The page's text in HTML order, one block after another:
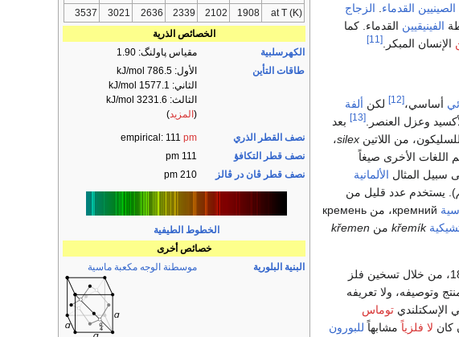
at T (K)
1908
2102
2339
2636
3021
3537
الخصائص الذرية
الكهرسلبية
مقياس پاولنگ: 1.90
طاقات التأين
الأول: 786.5 kJ/mol
الثاني: 1577.1 kJ/mol
الثالث: 3231.6 kJ/mol
( المزيد)
نصف القطر الذري empirical: 111 pm
نصف قطر التكافؤ
111 pm
نصف قطر ڤان در ڤالز
210 pm
الخطوط الطيفية
خصائص أخرى
البنية البلورية
موسطنة الوجه مكعبة ماسية
الصينيين القدماء. الزجاج
الفينيقيين القدماء. كما
الإنسان المبكر.[11]
أساسي،[12] لكن ألفة
وعزل العنصر. [13]
بعد
من اللاتين silex،
الأخرى صيغاً
سبيل المثال الألمانية
). يستخدم عدد قليل من
кремний، من кремень
křemík من křemen
وتوصيفه، ولا تعريفه
توماس
لا فلزياً مشابهاً للبورون